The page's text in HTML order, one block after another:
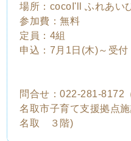
場所：cocoI'll ふれあい
参加費：無料
定員：4組
申込：7月1日(木)～受付
問合せ：022‐281-8172
名取市子育て支援拠点
名取 ３階)